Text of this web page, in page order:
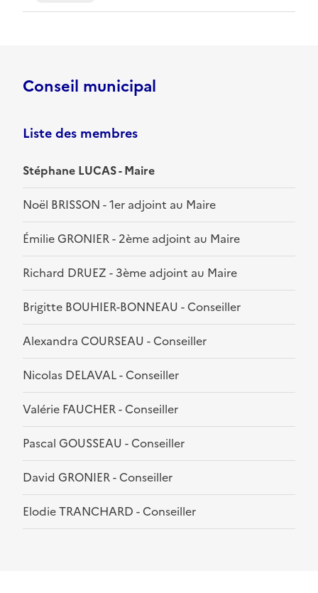
Conseil municipal
Liste des membres
Stéphane LUCAS - Maire
Noël BRISSON - 1er adjoint au Maire
Émilie GRONIER - 2ème adjoint au Maire
Richard DRUEZ - 3ème adjoint au Maire
Brigitte BOUHIER-BONNEAU - Conseiller
Alexandra COURSEAU - Conseiller
Nicolas DELAVAL - Conseiller
Valérie FAUCHER - Conseiller
Pascal GOUSSEAU - Conseiller
David GRONIER - Conseiller
Elodie TRANCHARD - Conseiller